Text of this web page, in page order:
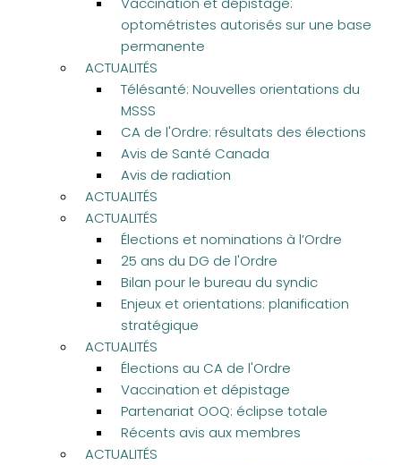
optométristes autorisés sur une base
permanente
ACTUALITÉS
Télésanté: Nouvelles orientations du
MSSS
CA de l'Ordre: résultats des élections
Avis de Santé Canada
Avis de radiation
ACTUALITÉS
ACTUALITÉS
Élections et nominations à l’Ordre
25 ans du DG de l'Ordre
Bilan pour le bureau du syndic
Enjeux et orientations: planification
stratégique
ACTUALITÉS
Élections au CA de l'Ordre
Vaccination et dépistage
Partenariat OOQ: éclipse totale
Récents avis aux membres
ACTUALITÉS